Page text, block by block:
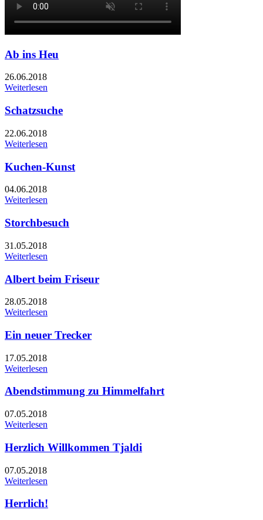
Ab ins Heu
26.06.2018
Weiterlesen
Schatzsuche
22.06.2018
Weiterlesen
Kuchen-Kunst
04.06.2018
Weiterlesen
Storchbesuch
31.05.2018
Weiterlesen
Albert beim Friseur
28.05.2018
Weiterlesen
Ein neuer Trecker
17.05.2018
Weiterlesen
Abendstimmung zu Himmelfahrt
07.05.2018
Weiterlesen
Herzlich Willkommen Tjaldi
07.05.2018
Weiterlesen
Herrlich!